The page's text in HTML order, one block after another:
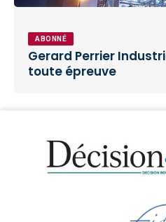
ABONNÉ
Gerard Perrier
toute épreuve